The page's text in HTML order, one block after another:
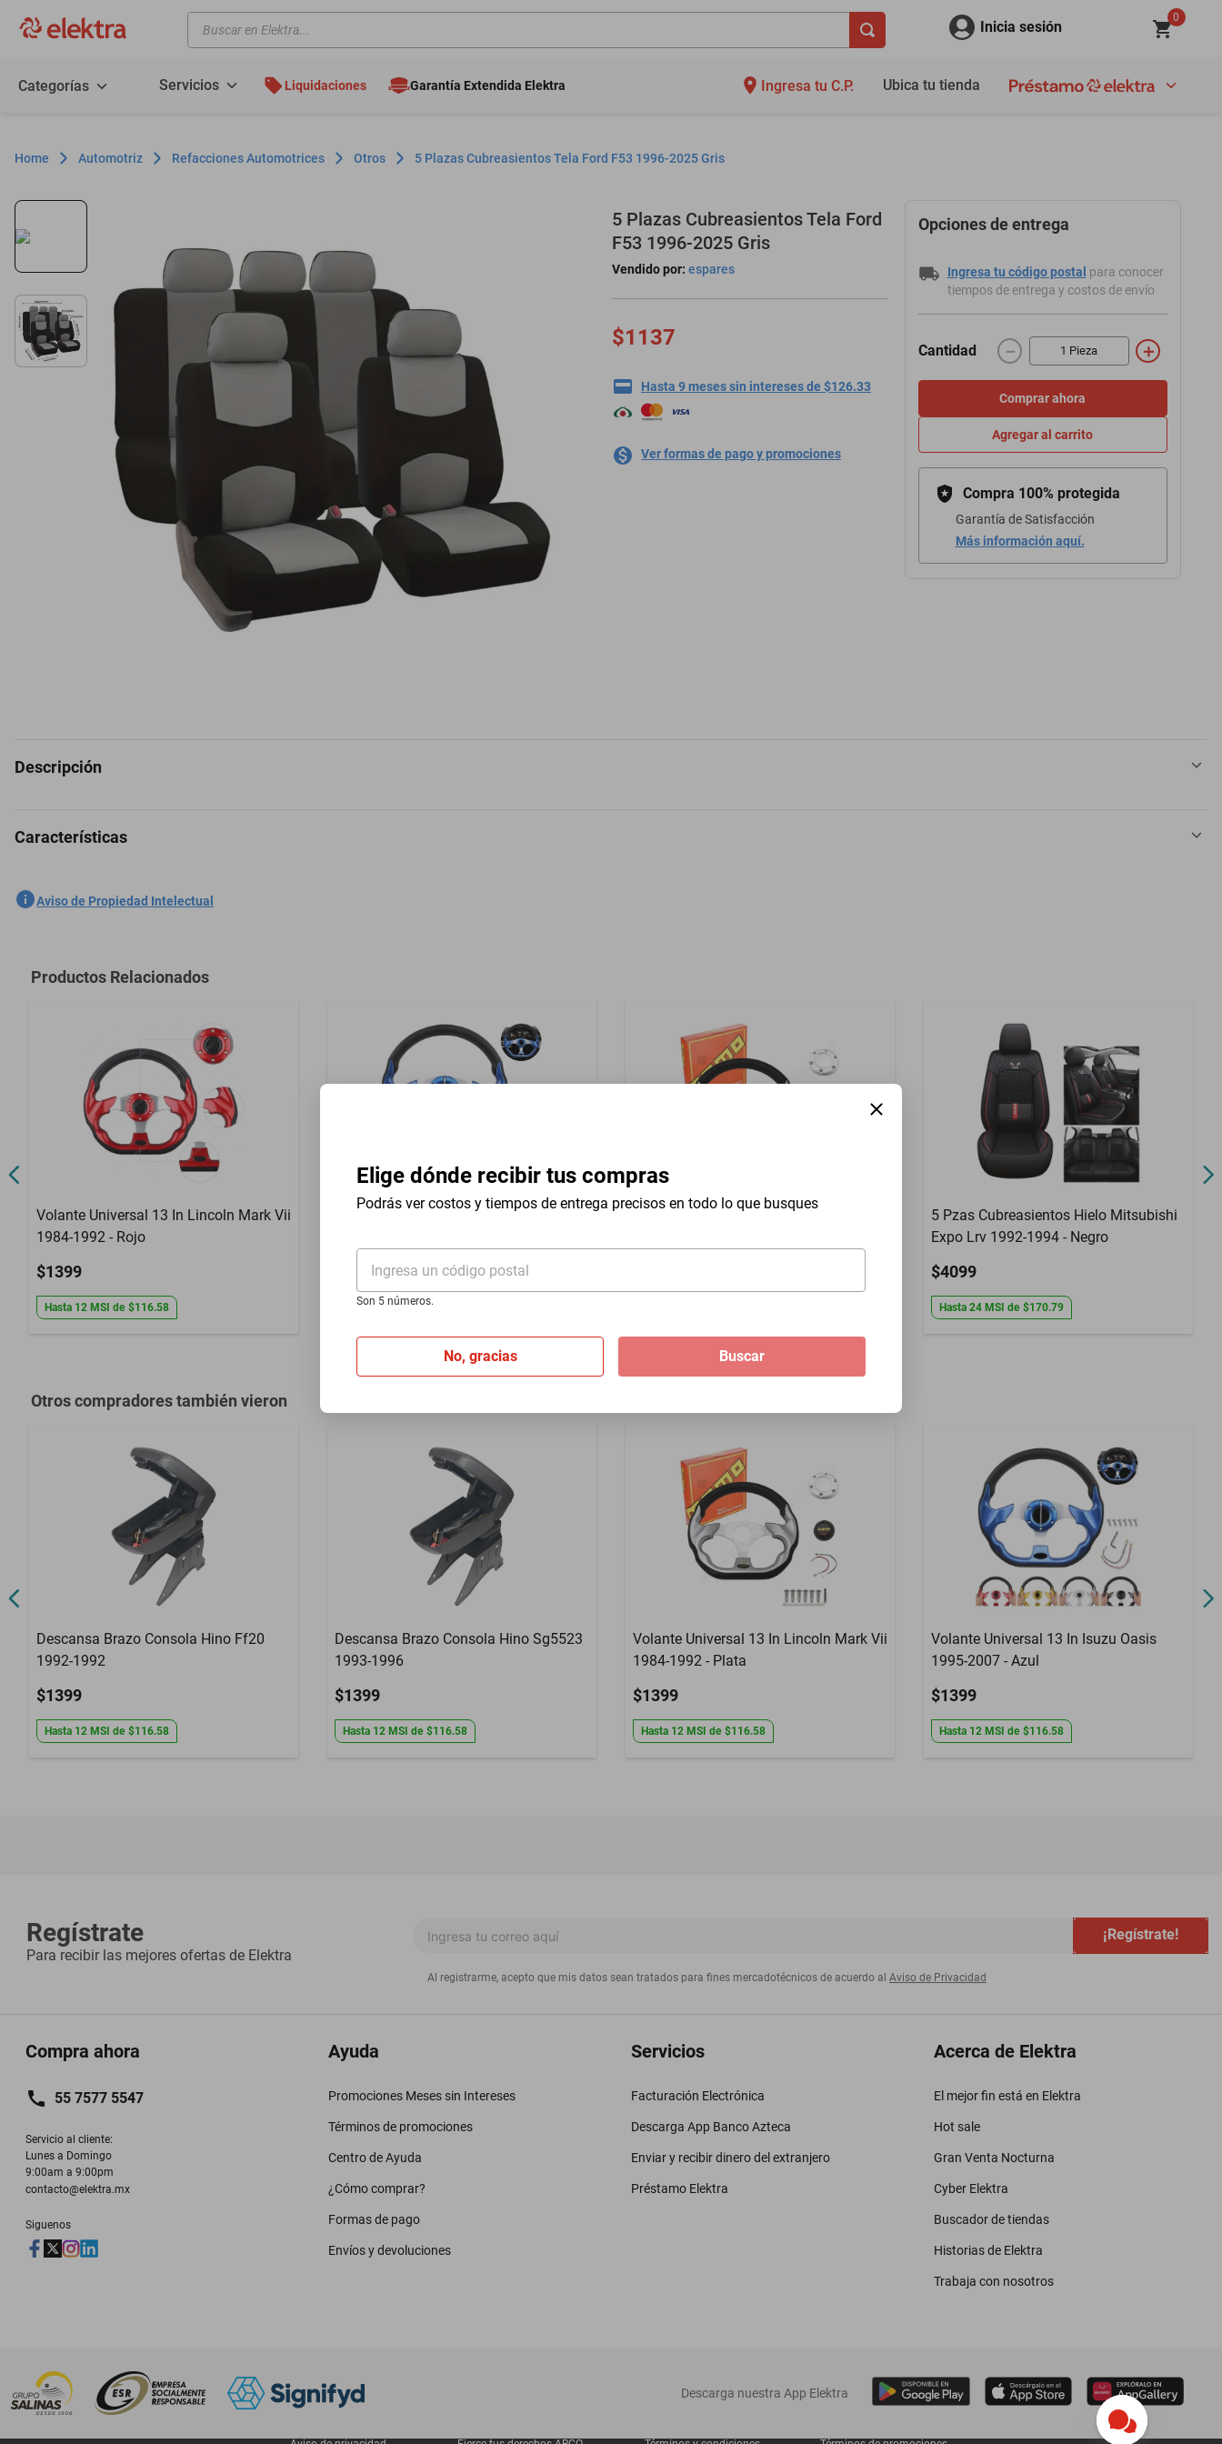
Buscar en Elektra... Inicia sesión
0
Categorías Servicios Liquidaciones Garantía Extendida Elektra Ingresa tu C.P.
Elige dónde recibir tus compras
Podrás ver costos y tiempos de entrega precisos en todo lo que busques
Ingresa un código postal
Son 5 números.
No, gracias Buscar
Ubica tu tienda
Automotriz Refacciones Automotrices Otros 5 Plazas Cubreasientos Tela Ford F53 1996-2025 Gris
5 Plazas Cubreasientos Tela Ford
F53 1996-2025 Gris
Vendido por: espares
$1137
Hasta 9 meses sin intereses de $126.33
Ver formas de pago y promociones
Opciones de entrega
Ingresa tu código postal para conocer
tiempos de entrega y costos de envío
Cantidad ＋
－
Comprar ahora
Agregar al carrito
Compra 100% protegida
Garantía de Satisfacción
Más información aquí.
Descripción
5 Plazas Cubreasientos Tela Ford F53 1996-2025 Gris
Características
SKU
Modelo
Aviso de Propiedad Intelectual
Productos Relacionados
Volante Universal 13 In Lincoln Mark Vii
1984-1992 - Rojo
$1399
Hasta 12 MSI de $116.58
Volante Universal 13 In Isuzu Pick Up
$1399
Hasta12 MSIde $116.58
Volante Universal 13 In Isuzu Forward
5 Pzas Cubreasientos Hielo Mitsubishi
Expo Lrv 1992-1994 - Negro
$4099
Hasta 24 MSI de $170.79
Otros compradores también vieron
Descansa Brazo Consola Hino Ff20
1992-1992
$1399
Hasta 12 MSI de $116.58
Descansa Brazo Consola Hino Sg5523
1993-1996
$1399
Hasta 12 MSI de $116.58
Volante Universal 13 In Lincoln Mark Vii
1984-1992 - Plata
$1399
Hasta 12 MSI de $116.58
Volante Universal 13 In Isuzu Oasis
1995-2007 - Azul
$1399
Hasta 12 MSI de $116.58
Regístrate
Para recibir las mejores ofertas de Elektra
¡Regístrate!
Al registrarme, acepto que mis datos sean tratados para fines mercadotécnicos de acuerdo al Aviso de Privacidad
Compra ahora
55 7577 5547
Servicio al cliente:
Lunes a Domingo
9:00am a 9:00pm
contacto@elektra.mx
Siguenos
Ayuda
Promociones Meses sin Intereses
Términos de promociones
Centro de Ayuda
¿Cómo comprar?
Formas de pago
Envíos y devoluciones
Servicios
Facturación Electrónica
Descarga App Banco Azteca
Enviar y recibir dinero del extranjero
Préstamo Elektra
Acerca de Elektra
El mejor fin está en Elektra
Hot sale
Gran Venta Nocturna
Cyber Elektra
Buscador de tiendas
Historias de Elektra
Trabaja con nosotros
‎ Descarga nuestra App Elektra
motos
colchones
oppo